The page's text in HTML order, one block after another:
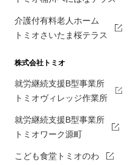
介護付有料老人ホーム
トミオさいたま桜テラス
株式会社トミオ
就労継続支援B型事業所
トミオヴィレッジ作業所
就労継続支援B型事業所
トミオワーク源町
こども食堂トミオのわ